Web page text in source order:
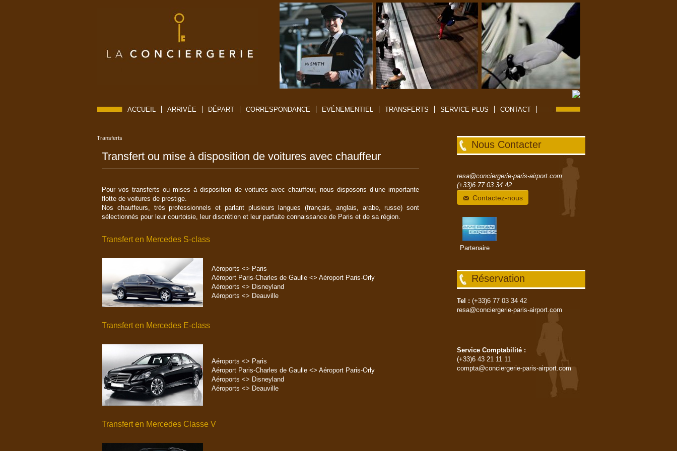
ACCUEIL ARRIVÉE DÉPART CORRESPONDANCE EVÉNEMENTIEL TRANSFERTS SERVICE PLUS CONTACT
Nous Contacter
resa@conciergerie-paris-airport.com
(+33)6 77 03 34 42
Contactez-nous
Partenaire
Réservation
Tel : (+33)6 77 03 34 42
resa@conciergerie-paris-airport.com
Service Comptabilité :
(+33)6 43 21 11 11
compta@conciergerie-paris-airport.com
Transferts
Transfert ou mise à disposition de voitures avec chauffeur
Pour vos transferts ou mises à disposition de voitures avec chauffeur, nous disposons d’une importante
flotte de voitures de prestige.
Nos chauffeurs, très professionnels et parlant plusieurs langues (français, anglais, arabe, russe) sont
sélectionnés pour leur courtoisie, leur discrétion et leur parfaite connaissance de Paris et de sa région.
Transfert en Mercedes S-class
Aéroports <> Paris
Aéroport Paris-Charles de Gaulle <> Aéroport Paris-Orly
Aéroports <> Disneyland
Aéroports <> Deauville
Transfert en Mercedes E-class
Aéroports <> Paris
Aéroport Paris-Charles de Gaulle <> Aéroport Paris-Orly
Aéroports <> Disneyland
Aéroports <> Deauville
Transfert en Mercedes Classe V